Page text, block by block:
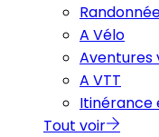
A Vélo
Aventures
A VTT
Itinérance
Tout voir